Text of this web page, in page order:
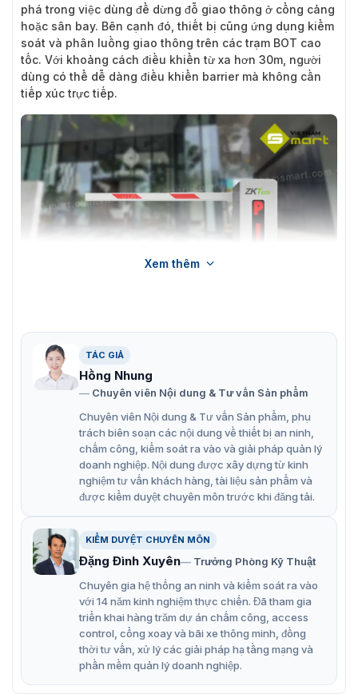
phá trong việc dùng để dừng đỗ giao thông ở cổng cảng
hoặc sân bay. Bên cạnh đó, thiết bị cũng ứng dụng kiểm
soát và phân luồng giao thông trên các trạm BOT cao
tốc. Với khoảng cách điều khiển từ xa hơn 30m, người
dùng có thể dễ dàng điều khiển barrier mà không cần
tiếp xúc trực tiếp.
Giới thiệu về Barrier tự động ZKTeco BGM530R
BGM530R có tốc độ đóng mở nhanh chóng chỉ trong 1,5
giây, điều này giúp giảm thời gian chờ đợi và tăng cường
lưu lượng giao thông thông qua các cổng. Ngoài ra, tốc
độ có thể được điều chỉnh từ 1.5 – 6 giây, tùy thuộc vào
chiều dài của tay cần.
Tính năng nổi bật của thanh chắn
ZKTeco BGM530R
Thanh chắn BGM530R
dụng công nghệ hiện đại mới nhất, linh kiện điện tử chất
lượng cao với nhiều tính năng vượt trội. Thiết bị là lựa
chọn hoàn hảo cho ứng dụng lĩnh vực giao thông hiện
nay. Cùng tìm hiểu một số tính năng nổi bật của sản
phẩm dưới đây:
Loại cần chắn: cần thẳng.
Chiều dài cần gạt nhôm lên đến 3m.
Đèn LED chỉ báo.
Xem thêm
TÁC GIẢ
Hồng Nhung
Chuyên viên Nội dung & Tư vấn Sản phẩm
Chuyên viên Nội dung & Tư vấn Sản phẩm, phụ
trách biên soạn các nội dung về thiết bị an ninh,
chấm công, kiểm soát ra vào và giải pháp quản lý
doanh nghiệp. Nội dung được xây dựng từ kinh
nghiệm tư vấn khách hàng, tài liệu sản phẩm và
được kiểm duyệt chuyên môn trước khi đăng tải.
KIỂM DUYỆT CHUYÊN MÔN
Đặng Đình Xuyên
Trưởng Phòng Kỹ Thuật
Chuyên gia hệ thống an ninh và kiểm soát ra vào
với 14 năm kinh nghiệm thực chiến. Đã tham gia
triển khai hàng trăm dự án chấm công, access
control, cổng xoay và bãi xe thông minh, đồng
thời tư vấn, xử lý các giải pháp hạ tầng mạng và
phần mềm quản lý doanh nghiệp.